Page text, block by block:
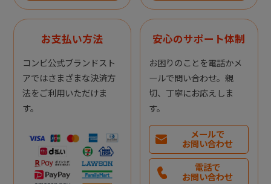
お支払い方法
コンビ公式ブランドスト
アではさまざまな決済方
法をご利用いただけま
す。
安心のサポート体制
お困りのことを電話かメ
ールで問い合わせ。親
切、丁寧にお応えしま
す。
メールで
お問い合わせ
電話で
お問い合わせ